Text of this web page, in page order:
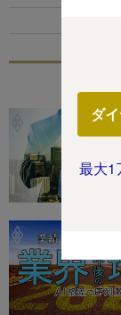
ダ
最大1